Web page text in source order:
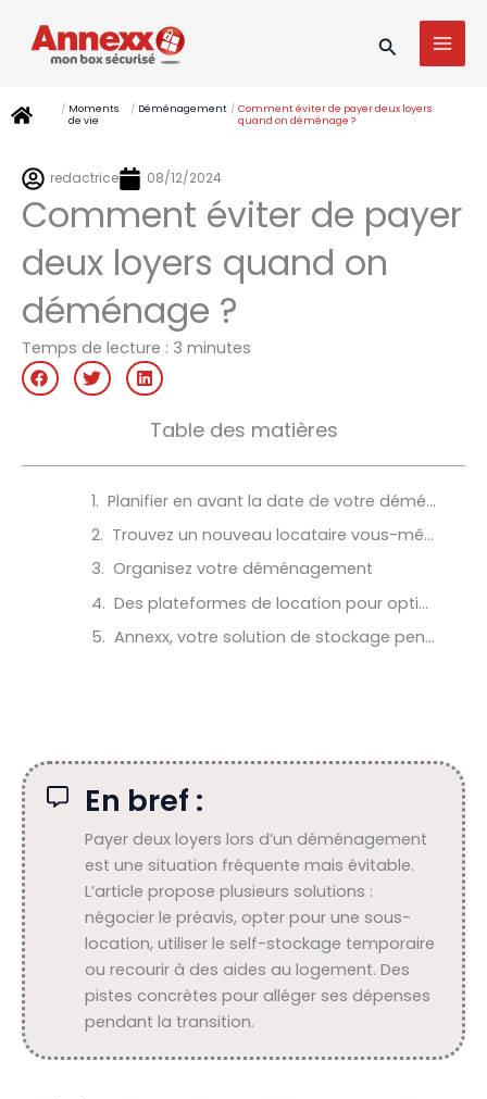
contenu
Rechercher
/ Moments
de vie
/ Déménagement / Comment éviter de payer deux loyers
quand on déménage ?
redactrice 08/12/2024
Comment éviter de payer
deux loyers quand on
déménage ?
Temps de lecture : 3 minutes
Table des matières
Planifier en avant la date de votre déménagement
Trouvez un nouveau locataire vous-même
Organisez votre déménagement
Des plateformes de location pour optimiser votre départ
Annexx, votre solution de stockage pendant votre déménagement
En bref :
Payer deux loyers lors d’un déménagement
est une situation fréquente mais évitable.
L’article propose plusieurs solutions :
négocier le préavis, opter pour une sous-
location, utiliser le self-stockage temporaire
ou recourir à des aides au logement. Des
pistes concrètes pour alléger ses dépenses
pendant la transition.